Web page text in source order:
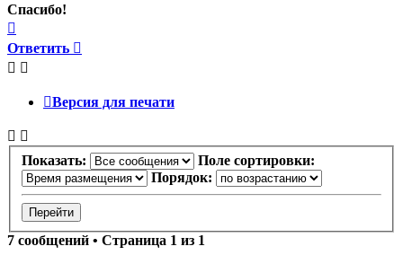
Спасибо!
к
началу
Ответить
Версия для печати
Показать:
Поле сортировки:
Порядок:
7 сообщений • Страница 1 из 1